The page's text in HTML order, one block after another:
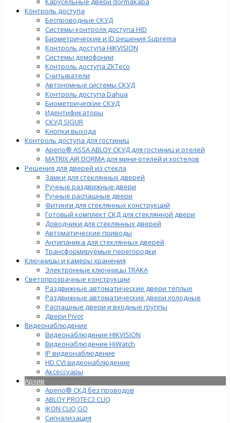
Контроль доступа
Беспроводные СКУД
Системы контроля доступа HID
Биометрические и ID решения Suprema
Контроль доступа HIKVISION
Системы домофонии
Контроль доступа ZKTeco
Считыватели
Автономные системы СКУД
Контроль доступа Dahua
Биометрические СКУД
Идентификаторы
СКУД SIGUR
Кнопки выхода
Контроль доступа для гостиниц
Aperio® ASSA ABLOY СКУД для гостиниц и отелей
MATRIX AIR DORMA для мини-отелей и хостелов
Решения для дверей из стекла
Замки для стеклянных дверей
Ручные раздвижные двери
Ручные распашные двери
Фитинги для стеклянных конструкций
Готовый комплект СКД для стеклянной двери
Доводчики для стеклянных дверей
Автоматические приводы
Антипаника для стеклянных дверей
Трансформируемые перегородки
Ключницы и камеры хранения
Электронные ключницы TRAKA
Светопрозрачные конструкции
Раздвижные автоматические двери теплые
Раздвижные автоматические двери холодные
Распашные двери и входные группы
Двери Pivot
Видеонаблюдение
Видеонаблюдение HIKVISION
Видеонаблюдение HiWatch
IP видеонаблюдение
HD CVI видеонаблюдение
Аксессуары
Архив
Aperio® СКД без проводов
ABLOY PROTEC2 CLIQ
IKON CLIQ GO
Сигнализация